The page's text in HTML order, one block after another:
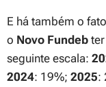
E há também o
o Novo Fundeb
seguinte escala:
2024: 19%; 2025: